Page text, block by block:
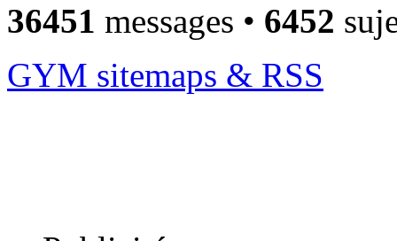
36451 messages • 6452
GYM sitemaps & RSS